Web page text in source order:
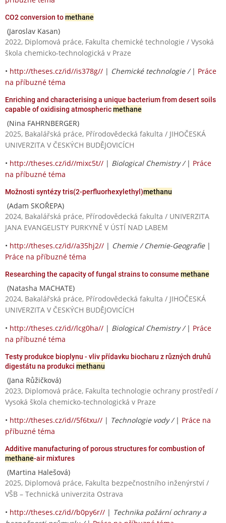
CO2 conversion tomethane
(Jaroslav Kasan)
2022, Diplomová práce, Fakulta chemické technologie / Vysoká
škola chemicko-technologická v Praze
• http://theses.cz/id//is378g// | Chemické technologie / | Práce
na příbuzné téma
Enriching and characterising a unique bacterium from desert soils
capable of oxidising atmosphericmethane
(Nina FAHRNBERGER)
2025, Bakalářská práce, Přírodovědecká fakulta / JIHOČESKÁ
UNIVERZITA V ČESKÝCH BUDĚJOVICÍCH
• http://theses.cz/id//mixc5t// | Biological Chemistry / | Práce
na příbuzné téma
Možnosti syntézy tris(2-perfluorhexylethyl)methanu
(Adam SKOŘEPA)
2024, Bakalářská práce, Přírodovědecká fakulta / UNIVERZITA
JANA EVANGELISTY PURKYNĚ V ÚSTÍ NAD LABEM
• http://theses.cz/id//a35hj2// | Chemie / Chemie-Geografie|
Práce na příbuzné téma
Researching the capacity of fungal strains to consume methane
(Natasha MACHATE)
2024, Bakalářská práce, Přírodovědecká fakulta / JIHOČESKÁ
UNIVERZITA V ČESKÝCH BUDĚJOVICÍCH
• http://theses.cz/id//lcg0ha// | Biological Chemistry / | Práce
na příbuzné téma
Testy produkce bioplynu - vliv přídavku biocharu z různých druhů
digestátu na produkci methanu
(Jana Růžičková)
2023, Diplomová práce, Fakulta technologie ochrany prostředí /
Vysoká škola chemicko-technologická v Praze
• http://theses.cz/id//5f6txu// | Technologie vody / | Práce na
příbuzné téma
Additive manufacturing of porous structures for combustion of
methane-air mixtures
(Martina Halešová)
2025, Diplomová práce, Fakulta bezpečnostního inženýrství /
VŠB – Technická univerzita Ostrava
• http://theses.cz/id//b0py6r// | Technika požární ochrany a